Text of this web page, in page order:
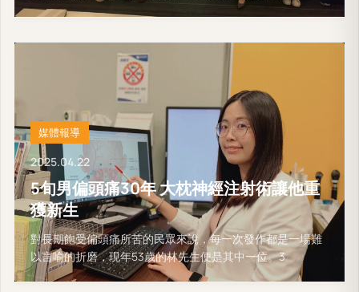
媒體報導
2025.04.22
5旬男偏頭痛30年 大枕神經注射術讓他重
獲新生
對長期飽受偏頭痛所苦的民眾來說，每一次發作都是一場難
以言喻的折磨，現年53歲的林先生便是其中一位。3